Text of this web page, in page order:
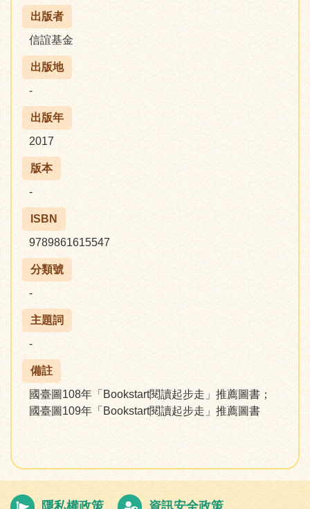
出版者
信誼基金
出版地
-
出版年
2017
版本
-
ISBN
9789861615547
分類號
-
主題詞
-
備註
國臺圖108年「Bookstart閱讀起步走」推薦圖書；
國臺圖109年「Bookstart閱讀起步走」推薦圖書
隱私權政策 資訊安全政策